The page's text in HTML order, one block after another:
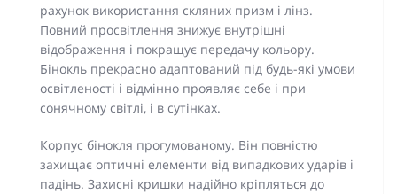
рахунок використання скляних призм і лінз.
Повний просвітлення знижує внутрішні
відображення і покращує передачу кольору.
Бінокль прекрасно адаптований під будь-які умови
освітленості і відмінно проявляє себе і при
сонячному світлі, і в сутінках.
Корпус бінокля прогумованому. Він повністю
захищає оптичні елементи від випадкових ударів і
падінь. Захисні кришки надійно кріпляться до